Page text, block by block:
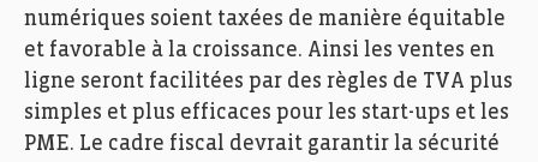
numériques soient taxées de manière équitable
et favorable à la croissance. Ainsi les ventes en
ligne seront facilitées par des règles de TVA plus
simples et plus efficaces pour les start-ups et les
PME. Le cadre fiscal devrait garantir la sécurité